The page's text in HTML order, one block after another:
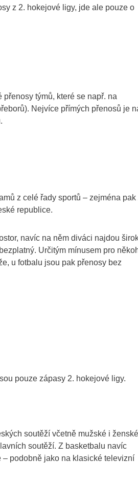
z 2. hokejové ligy, jde ale pouze o
týmů, které se např. na
Nejvíce přímých přenosů je
z celé řady sportů – zejména pak
republice.
navíc na něm diváci najdou
Určitým mínusem pro
u fotbalu jsou pak přenosy bez
pouze zápasy 2. hokejové ligy.
soutěží včetně mužské i ženské
soutěží. Z basketbalu navíc
podobně jako na klasické televizní